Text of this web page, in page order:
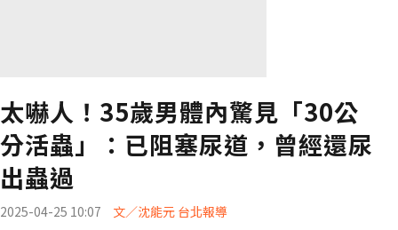
太嚇人！35歲男體內驚見「30公
分活蟲」：已阻塞尿道，曾經還尿
出蟲過
2025-04-25 10:07 文／沈能元 台北報導